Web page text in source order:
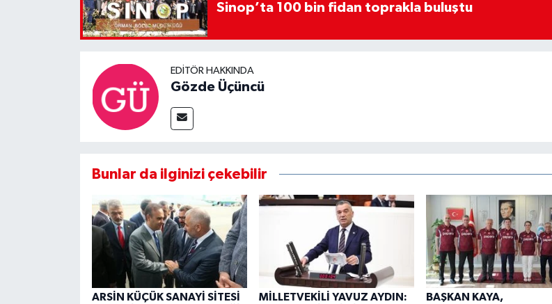
Sinop’ta 100 bin fidan toprakla buluştu
EDITÖR HAKKINDA
Gözde Üçüncü
Bunlar da ilginizi çekebilir
ARSİN KÜÇÜK SANAYİ SİTESİ
MİLLETVEKİLİ YAVUZ AYDIN:
BAŞKAN KAYA,